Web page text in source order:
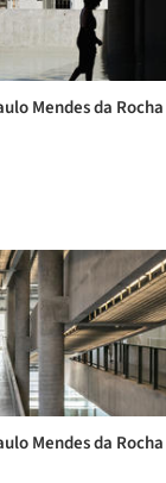
Mendes da Rocha
Mendes da Rocha